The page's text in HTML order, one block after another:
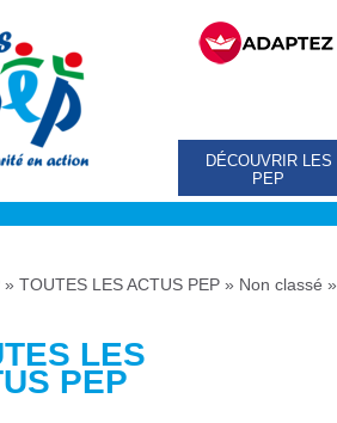
DÉCOUVRIR LES
PEP
» TOUTES LES ACTUS PEP » Non classé »
LES
PEP